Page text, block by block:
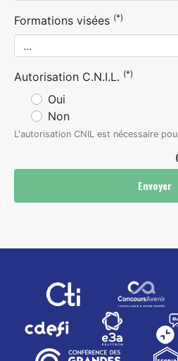
Formations visées (*)
Autorisation C.N.I.L. (*)
Oui
Non
L'autorisation CNIL est nécessaire
Envoyer